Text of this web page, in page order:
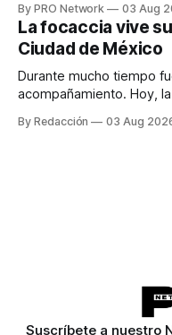
para los textos, alguien
para encontrar
llamadas y mensajes, y
By PRO Network 03 Aug
La focaccia vive
Ciudad de México
Durante mucho tiempo
acompañamiento. Hoy,
artesanal, ingredientes
By Redacción 03 Aug
Suscríbete a nuestro